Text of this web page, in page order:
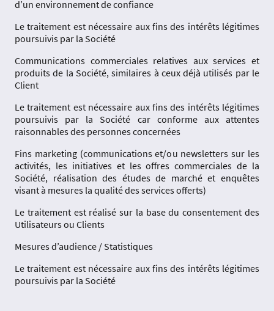
d’un environnement de confiance
Le traitement est nécessaire aux fins des intérêts légitimes
poursuivis par la Société
Communications commerciales relatives aux services et
produits de la Société, similaires à ceux déjà utilisés par le
Client
Le traitement est nécessaire aux fins des intérêts légitimes
poursuivis par la Société car conforme aux attentes
raisonnables des personnes concernées
Fins marketing (communications et/ou newsletters sur les
activités, les initiatives et les offres commerciales de la
Société, réalisation des études de marché et enquêtes
visant à mesures la qualité des services offerts)
Le traitement est réalisé sur la base du consentement des
Utilisateurs ou Clients
Mesures d’audience / Statistiques
Le traitement est nécessaire aux fins des intérêts légitimes
poursuivis par la Société